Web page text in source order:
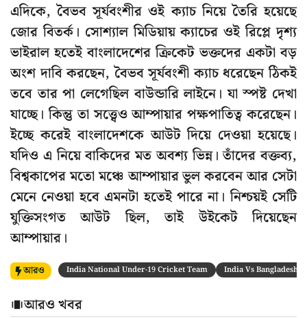
এদিকে, বৈভব সূর্যবংশীর ওই ক্যাচ নিয়ে তৈরি হয়েছে
জোর বিতর্ক। সোশ্যাল মিডিয়ায় ক্যাচের ওই রিপ্লে দৃশ্য
ভাইরাল হতেই বাংলাদেশের ক্রিকেট ভক্তদের একটা বড়
অংশ দাবি করছেন, বৈভব সূর্যবংশী ক্যাচ ধরেছেন ঠিকই
তবে তার পা লেগেছিল বাউন্ডারি লাইনে। যা স্পষ্ট দেখা
যাচ্ছে। কিন্তু তা সত্ত্বেও আম্পায়ার পক্ষপাতিত্ব করেছেন।
ইচ্ছে করেই বাংলাদেশকে আউট দিয়ে দেওয়া হয়েছে।
যদিও এ নিয়ে বাকিদের মত অবশ্য ভিন্ন। তাঁদের বক্তব্য,
বিশ্বকাপের মতো মঞ্চে আম্পায়ার ভুল করবেন আর সেটা
মেনে নেওয়া হবে এমনটা হতেই পারে না। নিশ্চয়ই সেটি
যুক্তিসংগত আউট ছিল, তাই উইকেট দিয়েছেন
আম্পায়ার।
আরও India National Under-19 Cricket Team India Vs Bangladesh
আরও খবর